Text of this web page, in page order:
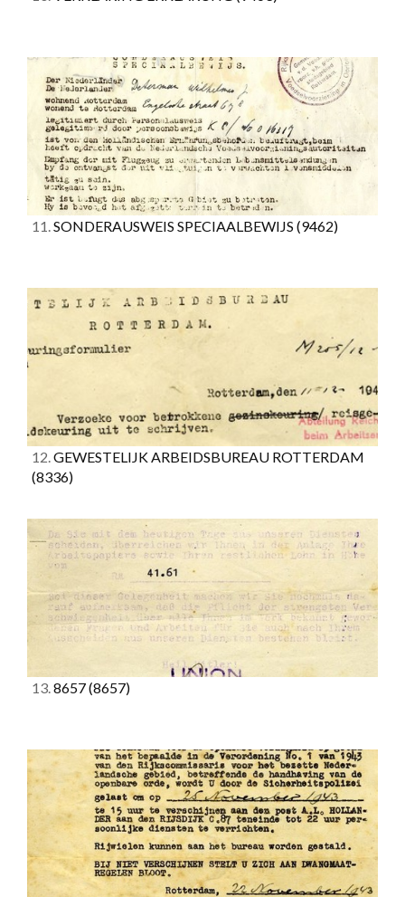
11.SONDERAUSWEIS SPECIAALBEWIJS (9462)
12.GEWESTELIJK ARBEIDSBUREAU ROTTERDAM
(8336)
13.8657(8657)